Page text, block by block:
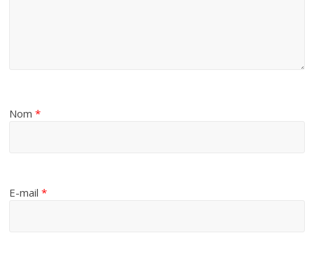
Nom*
E-mail*